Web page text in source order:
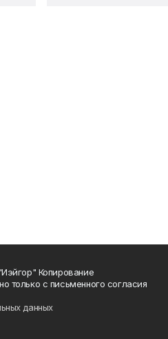
Копирование
только с письменного согласия
данных